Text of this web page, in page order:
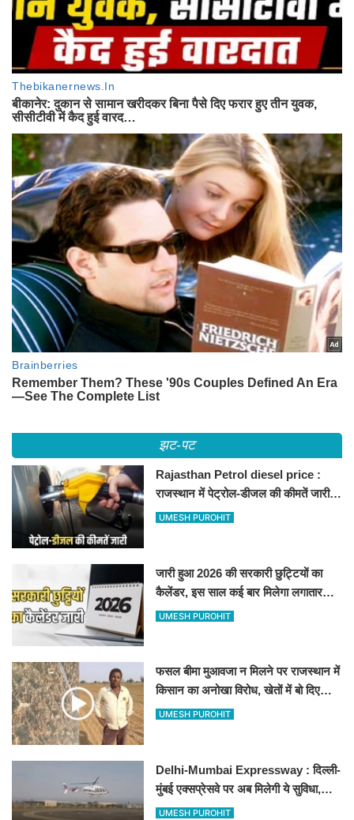
झट-पट
Rajasthan Petrol diesel price :
राजस्थान में पेट्रोल-डीजल की कीमतें जारी,
जानिए बीकानेर समेत पुरे प्रदेश में नए रेट
UMESH PUROHIT
जारी हुआ 2026 की सरकारी छुट्टियों का
कैलेंडर, इस साल कई बार मिलेगा लगातार
अवकाश, देखें
UMESH PUROHIT
फसल बीमा मुआवजा न मिलने पर राजस्थान में
किसान का अनोखा विरोध, खेतों में बो दिए
500-500 रुपए के नोट, वीडियो वायरल
UMESH PUROHIT
Delhi-Mumbai Expressway : दिल्ली-
मुंबई एक्सप्रेसवे पर अब मिलेगी ये सुविधा,
हेलीकॉप्टर सर्विस से तुरंत घायल पहुंचेगा
UMESH PUROHIT